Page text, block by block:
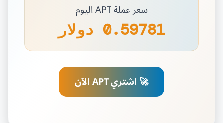
سعر عملة APT اليوم
0.59781 دولار
🚀 اشتري APT الآن